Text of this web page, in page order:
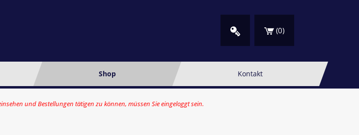
Shop Kontakt
und Bestellungen tätigen zu können, müssen Sie eingeloggt sein.
(0)